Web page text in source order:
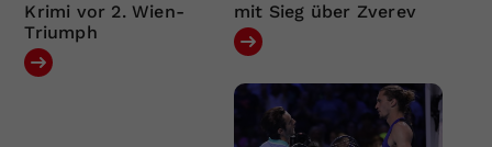
Krimi vor 2. Wien-
Triumph
mit Sieg über Zverev